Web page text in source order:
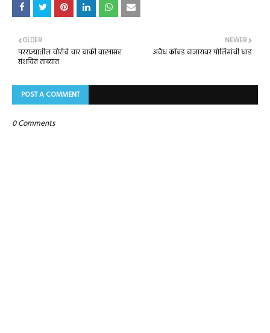
NEWER
अवैध कोंबड बाजारावर पोलिसांची धाड
OLDER
परराज्यातील चोरीचे चार चाकी वाहनासह
संशयित ताब्यात
POST A COMMENT
0 Comments